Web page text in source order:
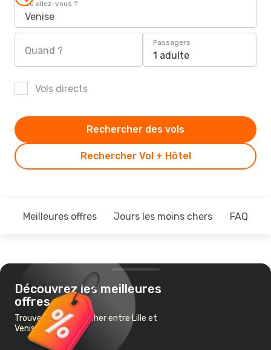
Où allez-vous ?
Venise
Quand ?
Passagers
1 adulte
Vols directs
Rechercher Vol + Hôtel
Rechercher des vols
Meilleures offres Jours les moins chers FAQ
Découvrez les meilleures
offres
Trouvez un vol pas cher entre Lille et
Venise